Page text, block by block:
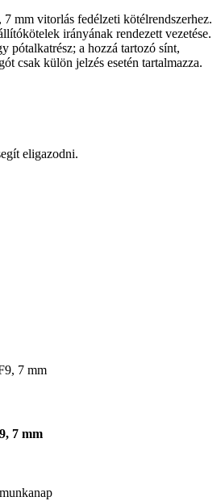
mm vitorlás fedélzeti kötélrendszerhez.
irányának rendezett vezetése.
pótalkatrész; a hozzá tartozó sínt,
csak külön jelzés esetén tartalmazza.
eligazodni.
7 mm